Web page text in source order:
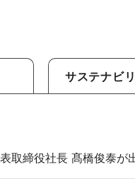
サステナビ
取締役社長 髙橋俊泰が